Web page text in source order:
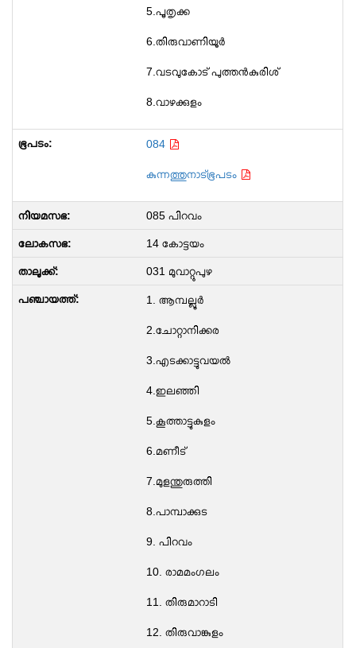
5.പൂതൃക്ക
6.തിരുവാണിയൂർ
7.വടവുകോട് പുത്തൻകുരിശ്
8.വാഴക്കുളം
084
കുന്നത്തുനാട്ഭൂപടം
085 പിറവം
14 കോട്ടയം
031 മുവാറ്റുപുഴ
1. ആമ്പല്ലൂർ
2.ചോറ്റാനിക്കര
3.എടക്കാട്ടുവയൽ
4.ഇലഞ്ഞി
5.കൂത്താട്ടുകുളം
6.മണീട്
7.മുളന്തുരുത്തി
8.പാമ്പാക്കുട
9. പിറവം
10. രാമമംഗലം
11. തിരുമാറാടി
12. തിരുവാങ്കുളം